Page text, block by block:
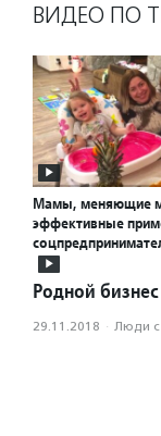
ВИДЕО ПО
Мамы, меняющие
эффективные
Родной бизнес
29.11.2018 · Люди